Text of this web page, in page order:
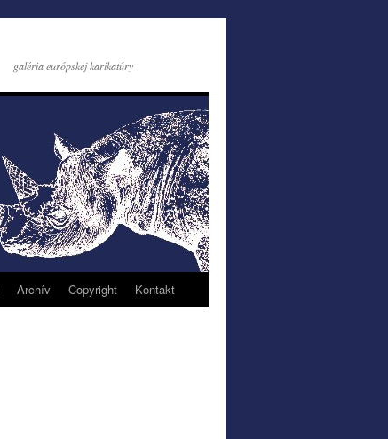
galéria európskej karikatúry
Archív Copyright Kontakt